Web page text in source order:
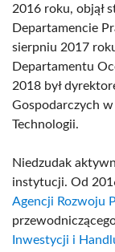
2016 roku, objął
Departamencie
sierpniu 2017
Departamentu
2018 był
Gospodarczych
Technologii.
Niedzudak
instytucji. Od
Agencji Rozwoju
Inwestycji i